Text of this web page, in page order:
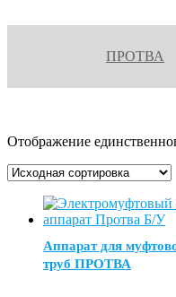
ПРОТВА
Отображение
Аппарат для
труб ПРОТВА